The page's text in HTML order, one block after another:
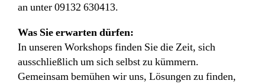
an unter 09132 630413.
Was Sie erwarten dürfen:
In unseren Workshops finden Sie die Zeit, sich
ausschließlich um sich selbst zu kümmern.
Gemeinsam bemühen wir uns, Lösungen zu finden,